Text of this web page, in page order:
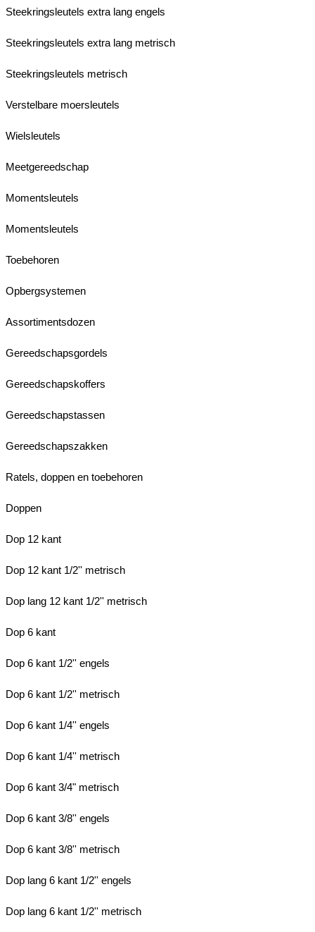
Steekringsleutels extra lang engels
Steekringsleutels extra lang metrisch
Steekringsleutels metrisch
Verstelbare moersleutels
Wielsleutels
Meetgereedschap
Momentsleutels
Momentsleutels
Toebehoren
Opbergsystemen
Assortimentsdozen
Gereedschapsgordels
Gereedschapskoffers
Gereedschapstassen
Gereedschapszakken
Ratels, doppen en toebehoren
Doppen
Dop 12 kant
Dop 12 kant 1/2'' metrisch
Dop lang 12 kant 1/2'' metrisch
Dop 6 kant
Dop 6 kant 1/2'' engels
Dop 6 kant 1/2'' metrisch
Dop 6 kant 1/4'' engels
Dop 6 kant 1/4'' metrisch
Dop 6 kant 3/4" metrisch
Dop 6 kant 3/8'' engels
Dop 6 kant 3/8'' metrisch
Dop lang 6 kant 1/2'' engels
Dop lang 6 kant 1/2'' metrisch